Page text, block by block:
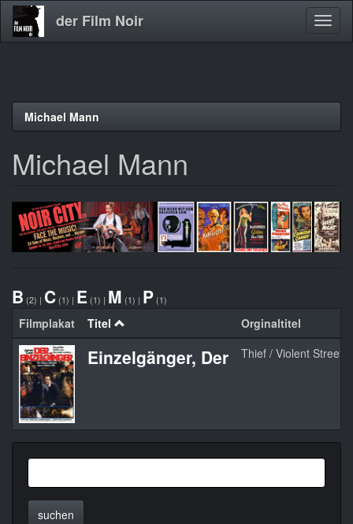
Direkt
der Film Noir
Michael Mann
Michael Mann
B (2) | C (1) | E (1) | M (1) | P (1)
Filmplakat Titel Orginaltitel
Einzelgänger, Der Thief / Violent Streets
suchen